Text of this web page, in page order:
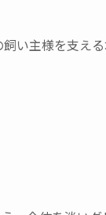
い主様を支え